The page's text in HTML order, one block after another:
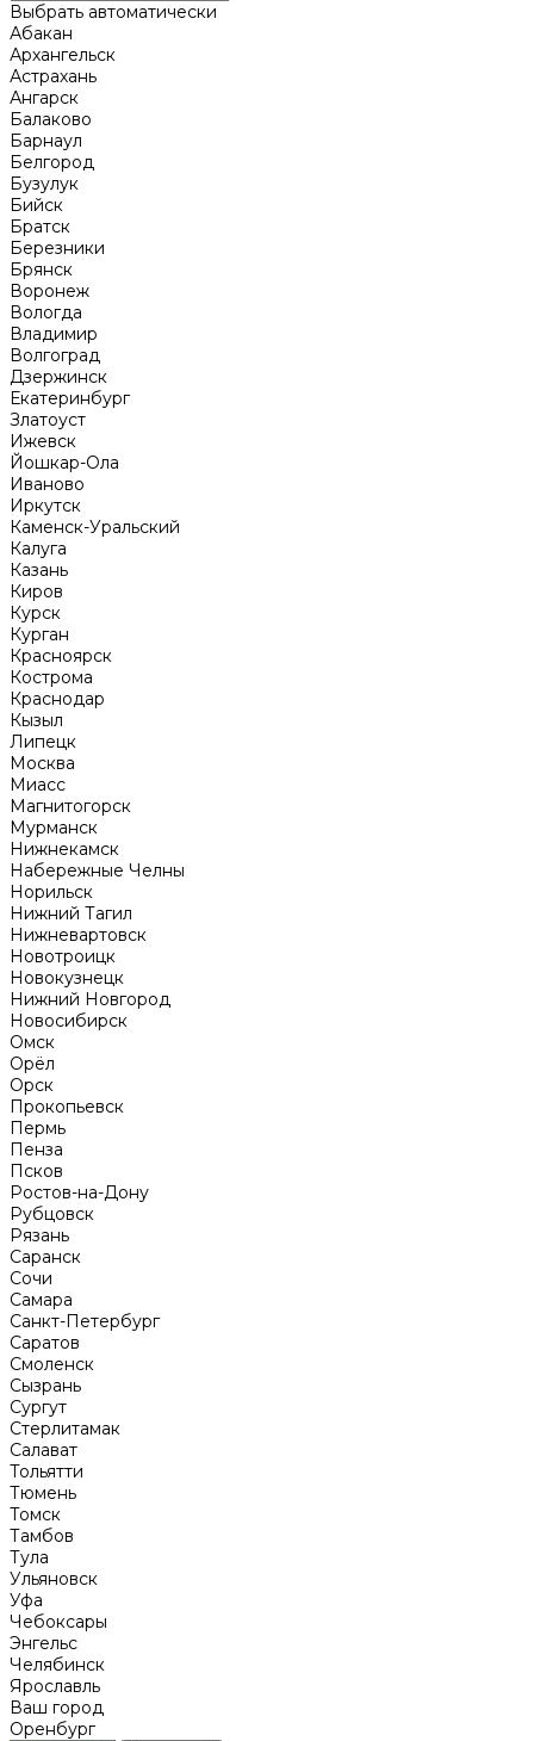
Выбрать автоматически
Абакан
Архангельск
Астрахань
Ангарск
Балаково
Барнаул
Белгород
Бузулук
Бийск
Братск
Березники
Брянск
Воронеж
Вологда
Владимир
Волгоград
Дзержинск
Екатеринбург
Златоуст
Ижевск
Йошкар-Ола
Иваново
Иркутск
Каменск-Уральский
Калуга
Казань
Киров
Курск
Курган
Красноярск
Кострома
Краснодар
Кызыл
Липецк
Москва
Миасс
Магнитогорск
Мурманск
Нижнекамск
Набережные Челны
Норильск
Нижний Тагил
Нижневартовск
Новотроицк
Новокузнецк
Нижний Новгород
Новосибирск
Омск
Орёл
Орск
Прокопьевск
Пермь
Пенза
Псков
Ростов-на-Дону
Рубцовск
Рязань
Саранск
Сочи
Самара
Санкт-Петербург
Саратов
Смоленск
Сызрань
Сургут
Стерлитамак
Салават
Тольятти
Тюмень
Томск
Тамбов
Тула
Ульяновск
Уфа
Чебоксары
Энгельс
Челябинск
Ярославль
Ваш город
Оренбург